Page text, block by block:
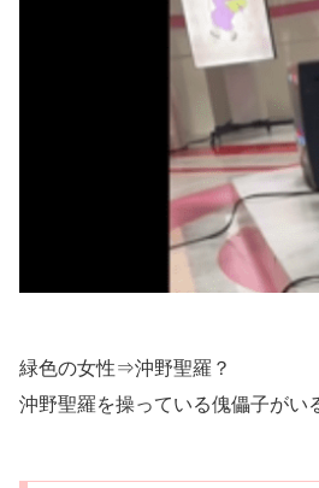
緑色の女性⇒沖野聖羅？
沖野聖羅を操っている傀儡子がい